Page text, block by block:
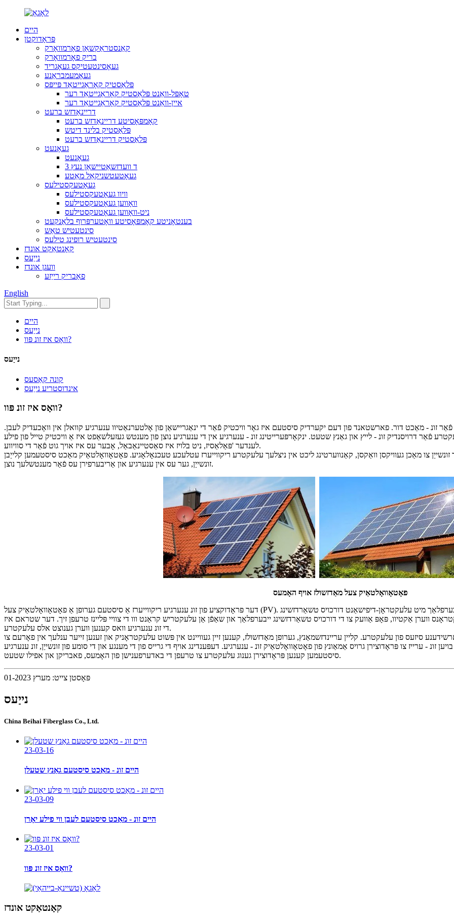
היים
פּראָדוקטן
קאַנסטראַקשאַן פאָרמוואָרק
בריק פאָרמוואָרק
געאָסינטעטיקס געאָגריד
געאָמעמבראַנע
פּלאַסטיק קאָראַגייטאַד פּייפּס
טאָפּל-וואַנט פּלאַסטיק קאָראַגייטאַד רער
איין-וואַנט פּלאַסטיק קאָראַגייטאַד רער
דריינאַדזש ברעט
קאָמפּאָסיטע דריינאַדזש ברעט
פּלאַסטיק בלינד דיטש
פּלאַסטיק דריינאַדזש ברעט
געאָנעט
געאָנעט
3 ד וועדזשאַטיישאַן נעץ
געאָטעטשניקאַל מאַטע
געאָטעקסטילעס
וויוו געאָטעקסטילעס
וואָווען געאָטעקסטילעס
ניט-וואָווען געאָטעקסטילעס
בענטאָניטע קאָמפּאָסיטע וואָטערפּרוף בלאַנקעט
סינטעטיש טאַש
סינטעטיש רופינג טילעס
קאָנטאַקט אונדז
נייַעס
וועגן אונדז
פאַבריק רייַזע
English
היים
נייַעס
וואָס איז זונ פּוו?
נייַעס
קונה קאַסעס
אינדוסטריע נייַעס
וואָס איז זונ פּוו?
זונ - מאַכט דור. פארשטאנד פון דעם יקערדיק סיסטעם איז גאָר וויכטיק פֿאַר די ינאַגריישאַן פון אָלטערנאַטיוו ענערגיע קוואלן אין וואָכעדיק לעבן.
פֿאַר דרויסנדיק זונ - לייץ און גאַנץ שטעט. ינקאָרפּערייטינג זונ - ענערגיע אין די ענערגיע נוצן פון מענטש געזעלשאַפט איז אַ וויכטיק טייל פון פילע
לענדער 'פּאַלאַסיז, ​​ניט בלויז איז סאַסטיינאַבאַל, אָבער עס איז אויך גוט פֿאַר די סוויווע.
צו מאַכן געוויקסן וואַקסן, קאַנווערטינג ליכט אין ניצלעך עלעקטרע ריקווייערז עטלעכע טעכנאָלאָגיע. פאָטאָוואָלטאַיק מאַכט סיסטעמען קלייַבן
זונשייַן, גער עס אין ענערגיע און אַריבערפירן עס פֿאַר מענטשלעך נוצן.
פאָטאָוואָלטאַיק צעל מאַדזשולז אויף האָמעס
דער פּראָדוקציע פון ​​זונ ענערגיע ריקווייערז אַ סיסטעם גערופן אַ פאָטאָוואָלטאַיק צעל (PV). פּוו סעלז האָבן אַ ייבערפלאַך מיט עקסטרע עלעקטראָנס און אַ צווייט ייבערפלאַך מיט עלעקטראָן-דיפישאַנט דורכויס טשאַרדזשינג
ווערן אַקטיוו, פּאָפּ אַוועק צו די דורכויס טשאַרדזשינג ייבערפלאַך און שאַפֿן אַן עלעקטריש קראַנט ווו די צוויי פּליינז טרעפן זיך. דער שטראם איז
די זונ ענערגיע וואס קענען ווערן גענוצט אלס עלעקטרע.
סיזעס פון עלעקטרע. קליין עריינדזשמאַנץ, גערופן מאַדזשולז, קענען זיין געוויינט אין פּשוט עלעקטראָניק און זענען זייער ענלעך אין פאָרעם צו
זונ - ערייז צו פּראָדוצירן גרויס אַמאַונץ פון פאָטאָוואָלטאַיק זונ - ענערגיע. דעפּענדינג אויף די גרייס פון די מענגע און די סומע פון ​​זונשייַן, זונ ענערגיע
סיסטעמען קענען פּראָדוצירן גענוג עלעקטרע צו טרעפן די באדערפענישן פון האָמעס, פאבריקן און אפילו שטעט.
פּאָסטן צייט: מערץ 01-2023
נייַעס
China Beihai Fiberglass Co., Ltd.
23-03-16
היים זונ - מאַכט סיסטעם גאַנץ שטעלן
23-03-09
היים זונ - מאַכט סיסטעם לעבן ווי פילע יאָרן
23-03-01
וואָס איז זונ פּוו?
קאָנטאַקט אונדז